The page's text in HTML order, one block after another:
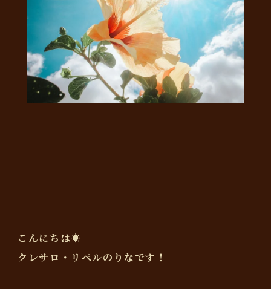
こんにちは☀️
クレサロ・リペルのりなです！